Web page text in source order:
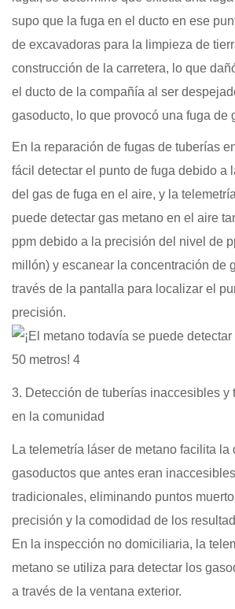
supo que la fuga en el ducto en ese
de excavadoras para la limpieza de
construcción de la carretera, lo que
el ducto de la compañía al ser
gasoducto, lo que provocó una fuga de
En la reparación de fugas de tuberías
fácil detectar el punto de fuga debido a
del gas de fuga en el aire, y la
puede detectar gas metano en el aire
ppm debido a la precisión del nivel de
millón) y escanear la concentración de
través de la pantalla para localizar el
precisión.
3. Detección de tuberías inaccesibles y
en la comunidad
La telemetría láser de metano facilita la
gasoductos que antes eran
tradicionales, eliminando puntos
precisión y la comodidad de los
En la inspección no domiciliaria, la
metano se utiliza para detectar los
a través de la ventana exterior.